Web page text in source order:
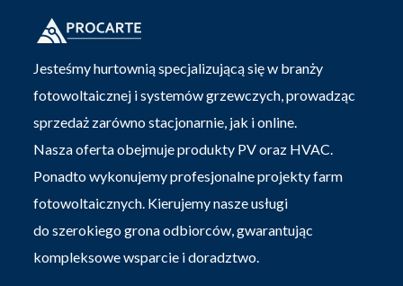
Jesteśmy hurtownią specjalizującą się w branży
fotowoltaicznej i systemów grzewczych, prowadząc
sprzedaż zarówno stacjonarnie, jak i online.
Nasza oferta obejmuje produkty PV oraz HVAC.
Ponadto wykonujemy profesjonalne projekty farm
fotowoltaicznych. Kierujemy nasze usługi
do szerokiego grona odbiorców, gwarantując
kompleksowe wsparcie i doradztwo.